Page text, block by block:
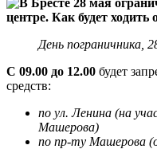
День пограничника,
C 09.00 до 12.00 будет
средств:
по ул. Ленина (на
Машерова)
по пр-ту Машерова